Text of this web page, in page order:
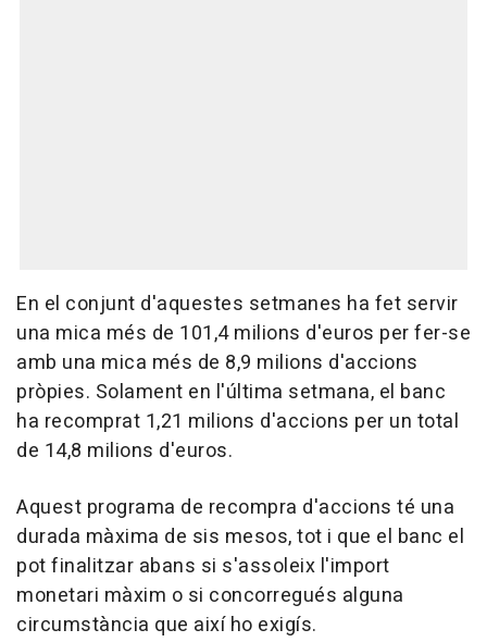
En el conjunt d'aquestes setmanes ha fet servir
una mica més de 101,4 milions d'euros per fer-se
amb una mica més de 8,9 milions d'accions
pròpies. Solament en l'última setmana, el banc
ha recomprat 1,21 milions d'accions per un total
de 14,8 milions d'euros.
Aquest programa de recompra d'accions té una
durada màxima de sis mesos, tot i que el banc el
pot finalitzar abans si s'assoleix l'import
monetari màxim o si concorregués alguna
circumstància que així ho exigís.